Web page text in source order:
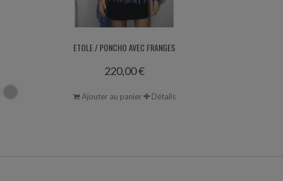
ETOLE / PONCHO AVEC FRANGES
220,00 €
Ajouter au panier Détails